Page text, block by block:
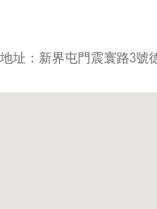
地址：新界屯門震寰路3號